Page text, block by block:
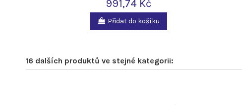
991,74 Kč
Přidat do košíku
16 dalších produktů ve stejné kategorii: